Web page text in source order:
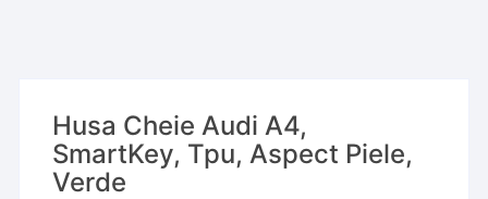
Husa Cheie Audi A4,
SmartKey, Tpu, Aspect Piele,
Verde